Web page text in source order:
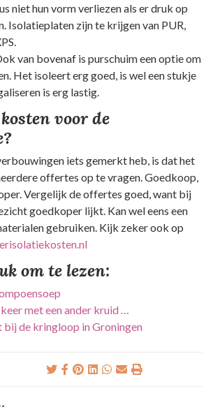
niet hun vorm verliezen als er druk op
Isolatieplaten zijn te krijgen van PUR,
van bovenaf is purschuim een optie om
Het isoleert erg goed, is wel een stukje
is erg lastig.
voor de
iets gemerkt heb, is dat het
offertes op te vragen. Goedkoop,
Vergelijk de offertes goed, want bij
goedkoper lijkt. Kan wel eens een
gebruiken. Kijk zeker ook op
om te lezen:
met een ander kruid …
de kringloop in Groningen